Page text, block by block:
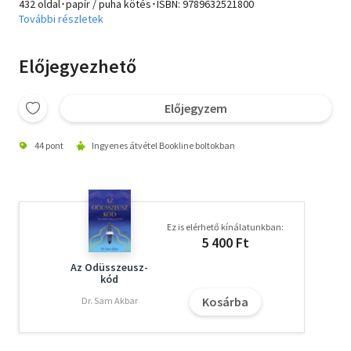
432 oldal･papír / puha kötés･ISBN: 9789632521800
További részletek
Előjegyezhető
Előjegyzem
44 pont Ingyenes átvétel Bookline boltokban
Az Odüsszeusz-
kód
Dr. Sam Akbar
Ez is elérhető kínálatunkban:
5 400 Ft
Kosárba